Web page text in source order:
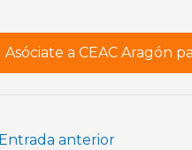
Asóciate a CEAC Aragón
Entrada anterior